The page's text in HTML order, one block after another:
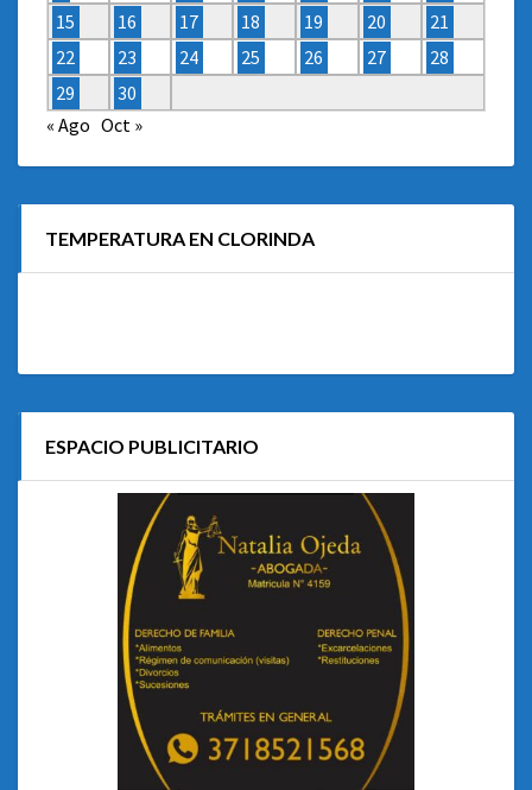
15
16 17 18 19 20
21
22
23 24 25 26 27
28
29
30
« Ago Oct »
TEMPERATURA EN CLORINDA
ESPACIO PUBLICITARIO